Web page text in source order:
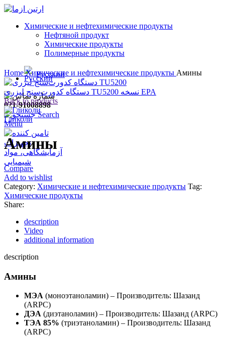
Химические и нефтехимические продукты
Нефтяной продукт
Химические продукты
Полимерные продукты
Русский
021-91008898
Search
Menu
HomeХимические и нефтехимические продукты Амины
دستگاه کدورت‌سنج لیزری TU5200 نسخه EPA
Back to products
Гликоли
Амины
Compare
Add to wishlist
Category: Химические и нефтехимические продукты Tag:
Химические продукты
Share:
description
Video
additional information
description
Амины
МЭА (моноэтаноламин) – Производитель: Шазанд
(ARPC)
ДЭА (диэтаноламин) – Производитель: Шазанд (ARPC)
ТЭА 85% (триэтаноламин) – Производитель: Шазанд
(ARPC)